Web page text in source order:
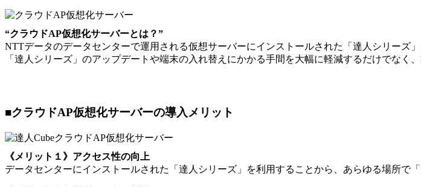
“クラウドAP仮想化サーバーとは？”
NTTデータのデータセンターで運用される仮想サーバーにインストールされた「達人シリーズ
「達人シリーズ」のアップデートや端末の入れ替えにかかる手間を大幅に軽減するだけでなく
■クラウドAP仮想化サーバーの導入メリット
《メリット１》アクセス性の向上
データセンターにインストールされた「達人シリーズ」を利用することから、あらゆる場所で